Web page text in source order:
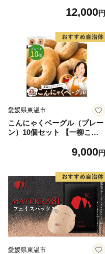
ルフプレー 愛媛県 大人 社会
12,000円
愛媛県東温市
こんにゃくベーグル（プレー
ン）10個セット 【一柳こん
朝食 軽食 朝ごはん ランチ 東
ベーグルサンド
9,000円
愛媛県東温市